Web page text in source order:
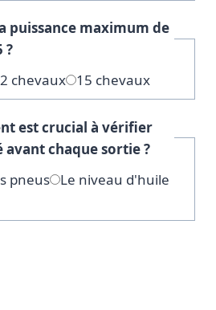
puissance maximum de
?
chevaux 15 chevaux
est crucial à vérifier
avant chaque sortie ?
pneus Le niveau d'huile